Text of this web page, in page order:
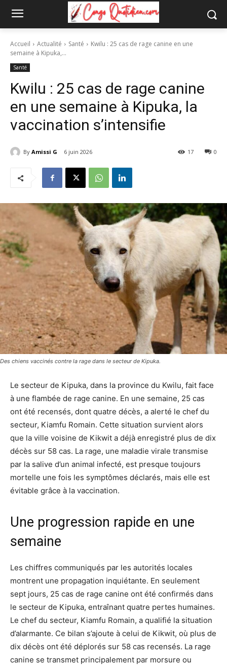
Accueil Actualité Santé
Kwilu : 25 cas de rage canine en une
semaine à Kipuka,...
Santé
Kwilu : 25 cas de rage canine
en une semaine à Kipuka, la
vaccination s’intensifie
By Amissi G 6 juin 2026 0
17
Des chiens vaccinés contre la rage dans le secteur de Kipuka.
Le secteur de Kipuka, dans la province du Kwilu, fait face
à une flambée de rage canine. En une semaine, 25 cas
ont été recensés, dont quatre décès, a alerté le chef du
secteur, Kiamfu Romain. Cette situation survient alors
que la ville voisine de Kikwit a déjà enregistré plus de dix
décès sur 58 cas. La rage, une maladie virale transmise
par la salive d’un animal infecté, est presque toujours
mortelle une fois les symptômes déclarés, mais elle est
évitable grâce à la vaccination.
Une progression rapide en une
semaine
Les chiffres communiqués par les autorités locales
montrent une propagation inquiétante. En seulement
sept jours, 25 cas de rage canine ont été confirmés dans
le secteur de Kipuka, entraînant quatre pertes humaines.
Le chef du secteur, Kiamfu Romain, a qualifié la situation
d’alarmante. Ce bilan s’ajoute à celui de Kikwit, où plus de
dix décès ont été déplorés sur 58 cas recensés. La rage
canine se transmet principalement par morsure ou